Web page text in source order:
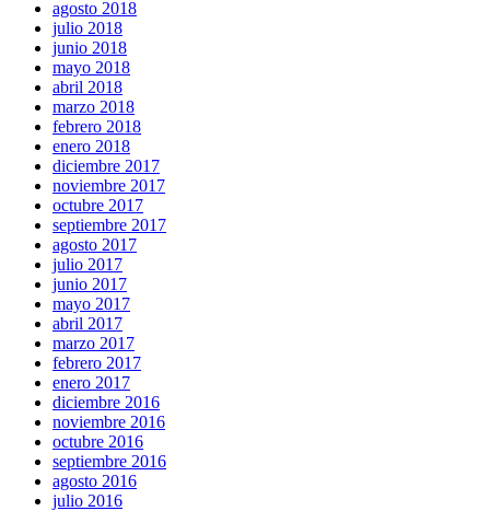
agosto 2018
julio 2018
junio 2018
mayo 2018
abril 2018
marzo 2018
febrero 2018
enero 2018
diciembre 2017
noviembre 2017
octubre 2017
septiembre 2017
agosto 2017
julio 2017
junio 2017
mayo 2017
abril 2017
marzo 2017
febrero 2017
enero 2017
diciembre 2016
noviembre 2016
octubre 2016
septiembre 2016
agosto 2016
julio 2016